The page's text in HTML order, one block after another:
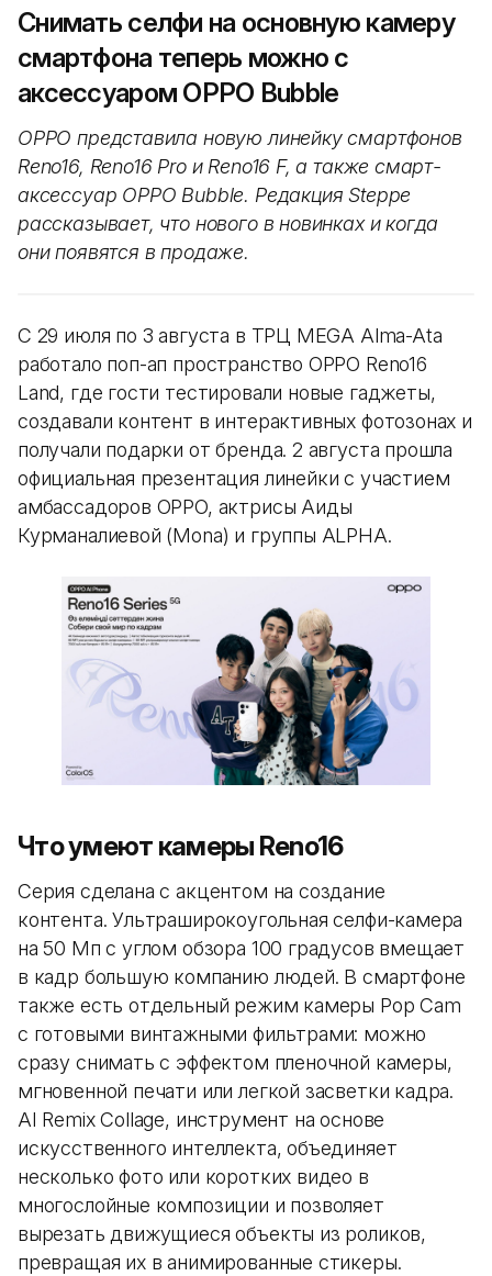
Снимать селфи на основную камеру
смартфона теперь можно с
аксессуаром OPPO Bubble
OPPO представила новую линейку смартфонов
Reno16, Reno16 Pro и Reno16 F, а также смарт-
аксессуар OPPO Bubble. Редакция Steppe
рассказывает, что нового в новинках и когда
они появятся в продаже.
С 29 июля по 3 августа в ТРЦ MEGA Alma-Ata
работало поп-ап пространство OPPO Reno16
Land, где гости тестировали новые гаджеты,
создавали контент в интерактивных фотозонах и
получали подарки от бренда. 2 августа прошла
официальная презентация линейки с участием
амбассадоров OPPO, актрисы Аиды
Курманалиевой (Mona) и группы ALPHA.
Что умеют камеры Reno16
Серия сделана с акцентом на создание
контента. Ультраширокоугольная селфи-камера
на 50 Мп с углом обзора 100 градусов вмещает
в кадр большую компанию людей. В смартфоне
также есть отдельный режим камеры Pop Cam
с готовыми винтажными фильтрами: можно
сразу снимать с эффектом пленочной камеры,
мгновенной печати или легкой засветки кадра.
AI Remix Collage, инструмент на основе
искусственного интеллекта, объединяет
несколько фото или коротких видео в
многослойные композиции и позволяет
вырезать движущиеся объекты из роликов,
превращая их в анимированные стикеры.